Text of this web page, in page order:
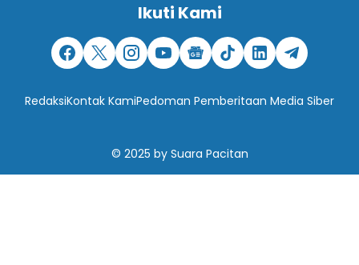
Ikuti Kami
RedaksiKontak KamiPedoman Pemberitaan Media Siber
© 2025 by Suara Pacitan